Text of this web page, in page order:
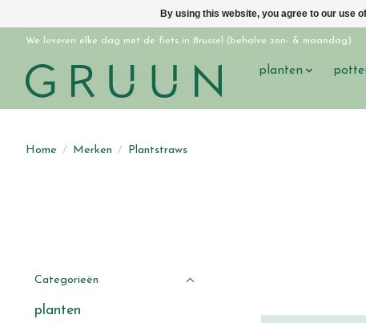
We leveren elke dag met de fiets in Brussel (behalve zon- & maandag)
planten
Home / Merken / Plantstraws
Categorieën
planten
By using this website, you agree to our use